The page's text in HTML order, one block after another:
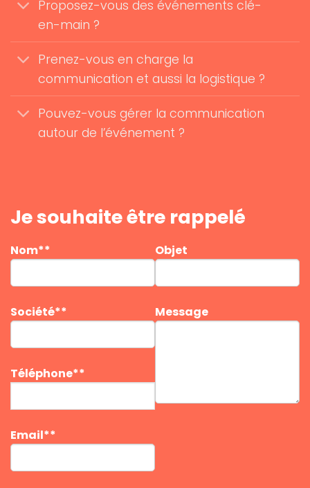
Proposez-vous des événements clé-
en-main ?
Prenez-vous en charge la
communication et aussi la logistique ?
Pouvez-vous gérer la communication
autour de l’événement ?
Je souhaite être rappelé
Nom**
Société**
Téléphone**
Email**
Objet
Message